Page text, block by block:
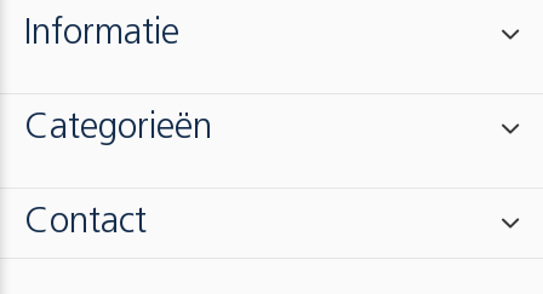
Informatie
Categorieën
Contact